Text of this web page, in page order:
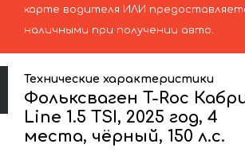
карте водителя ИЛИ
наличными при получении авто.
Технические характеристики
Фольксваген T-Roc
Line 1.5 TSI, 2025 год, 4
места, чёрный, 150 л.с.